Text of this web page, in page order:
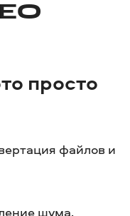
просто
файлов и
шума,